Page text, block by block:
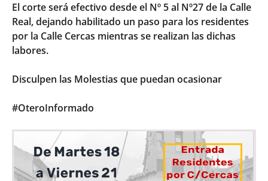
El corte será efectivo desde el Nº 5 al Nº27 de la Calle
Real, dejando habilitado un paso para los residentes
por la Calle Cercas mientras se realizan las dichas
labores.
Disculpen las Molestias que puedan ocasionar
#OteroInformado